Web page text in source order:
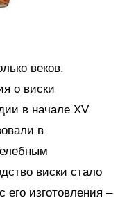
веков.
о виски
в начале XV
в
виски стало
изготовления –